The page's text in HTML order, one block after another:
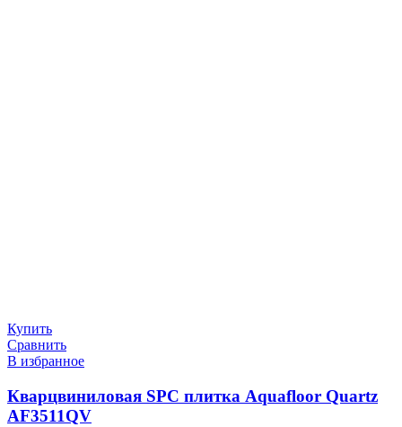
Купить
Сравнить
В избранное
Кварцвиниловая SPC плитка Aquafloor Quartz
AF3511QV